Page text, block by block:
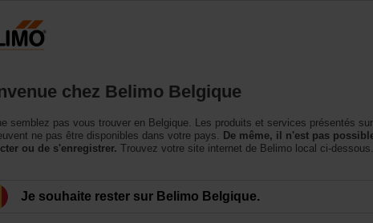
the absolute URL "https://www.belimo.com/be/fr_FR/
chez Belimo Belgique
semblez pas vous trouver en Belgique. Les produits et services présentés
ne pas être disponibles dans votre pays.
De même, il n'est pas
ou de s'enregistrer. Trouvez votre site internet de Belimo local ci-dessous.
Je souhaite rester sur Belimo Belgique.